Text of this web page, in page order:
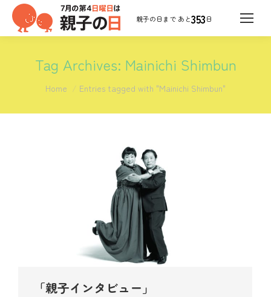
353日
Tag Archives: Mainichi Shimbun
You are here:
Home Entries tagged with "Mainichi Shimbun"
「親子インタビュー」